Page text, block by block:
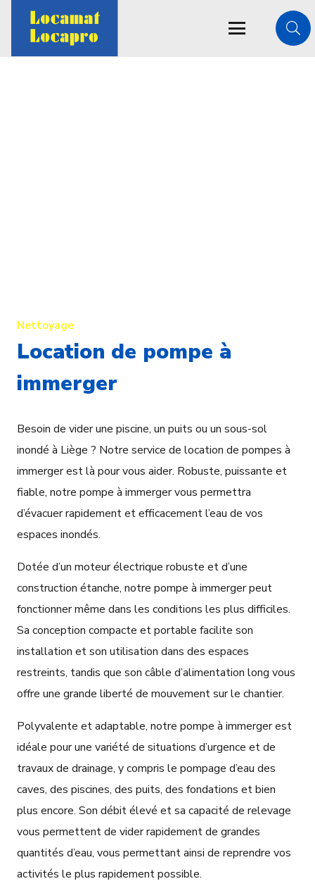
Nettoyage
Location de pompe à
immerger
Besoin de vider une piscine, un puits ou un sous-sol
inondé à Liège ? Notre service de location de pompes à
immerger est là pour vous aider. Robuste, puissante et
fiable, notre pompe à immerger vous permettra
d’évacuer rapidement et efficacement l’eau de vos
espaces inondés.
Dotée d’un moteur électrique robuste et d’une
construction étanche, notre pompe à immerger peut
fonctionner même dans les conditions les plus difficiles.
Sa conception compacte et portable facilite son
installation et son utilisation dans des espaces
restreints, tandis que son câble d’alimentation long vous
offre une grande liberté de mouvement sur le chantier.
Polyvalente et adaptable, notre pompe à immerger est
idéale pour une variété de situations d’urgence et de
travaux de drainage, y compris le pompage d’eau des
caves, des piscines, des puits, des fondations et bien
plus encore. Son débit élevé et sa capacité de relevage
vous permettent de vider rapidement de grandes
quantités d’eau, vous permettant ainsi de reprendre vos
activités le plus rapidement possible.